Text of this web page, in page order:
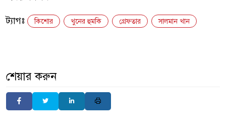
ট্যাগঃ কিশোর খুনের হুমকি গ্রেফতার সালমান খান
শেয়ার করুন